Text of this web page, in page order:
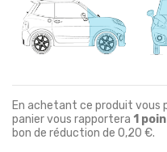
En achetant ce produit vous
panier vous rapportera 1
bon de réduction de 0,20 €.